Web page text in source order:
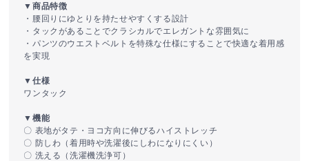
▼商品特徴
・腰回りにゆとりを持たせやすくする設計
・タックがあることでクラシカルでエレガントな雰囲気に
・パンツのウエストベルトを特殊な仕様にすることで快適な着用感
を実現
▼仕様
ワンタック
▼機能
〇 表地がタテ・ヨコ方向に伸びるハイストレッチ
〇 防しわ（着用時や洗濯後にしわになりにくい）
〇 洗える（洗濯機洗浄可）